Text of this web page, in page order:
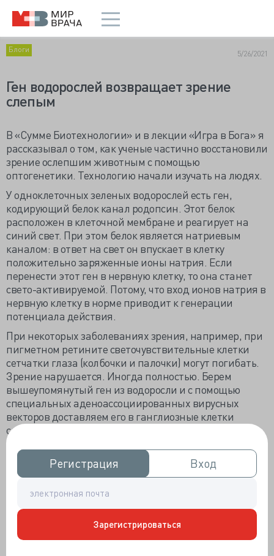
Регистрация
Регистрация Вход
Вход
Зарегистрироваться
Блоги 5/26/2021
Ген водорослей возвращает зрение
слепым
В «Сумме Биотехнологии» и в лекции «Игра в Бога» я
рассказывал о том, как ученые частично восстановили
зрение ослепшим животным с помощью
оптогенетики. Технологию начали изучать на людях.
У одноклеточных зеленых водорослей есть ген,
кодирующий белок канал родопсин. Этот белок
расположен в клеточной мембране и реагирует на
синий свет. При этом белок является натриевым
каналом: в ответ на свет он впускает в клетку
положительно заряженные ионы натрия. Если
перенести этот ген в нервную клетку, то она станет
свето-активируемой. Потому, что вход ионов натрия в
нервную клетку в норме приводит к генерации
потенциала действия.
При некоторых заболеваниях зрения, например, при
пигметном ретините светочувствительные клетки
сетчатки глаза (колбочки и палочки) могут погибать.
Зрение нарушается. Иногда полностью. Берем
вышеупомянутый ген из водоросли и с помощью
специальных аденоассоциированных вирусных
векторов доставляем его в ганглиозные клетки
сетчатки глаза — это такие нервные клетки, которые
расположены впереди колбочек и палочек,
«обобщащие» и передающие дальше сигналы,
идущие от них. Эти клетки начинают реагировать на